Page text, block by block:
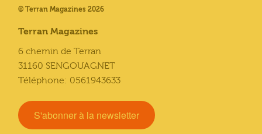
© Terran Magazines 2026
Terran Magazines
6 chemin de Terran
31160 SENGOUAGNET
Téléphone: 0561943633
S'abonner à la newsletter